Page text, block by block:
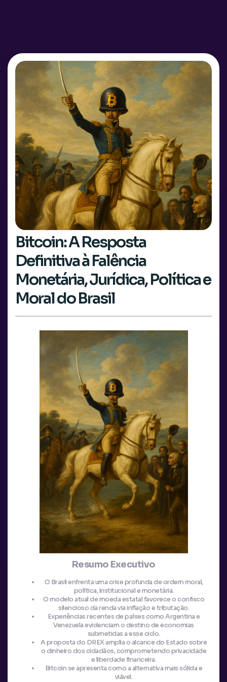
Bitcoin: A Resposta
Definitiva à Falência
Monetária, Jurídica, Política e
Moral do Brasil
Resumo Executivo
O Brasil enfrenta uma crise profunda de ordem moral,
política, institucional e monetária.
O modelo atual de moeda estatal favorece o confisco
silencioso da renda via inflação e tributação.
Experiências recentes de países como Argentina e
Venezuela evidenciam o destino de economias
submetidas a esse ciclo.
A proposta do DREX amplia o alcance do Estado sobre
o dinheiro dos cidadãos, comprometendo privacidade
e liberdade financeira.
Bitcoin se apresenta como a alternativa mais sólida e
viável.